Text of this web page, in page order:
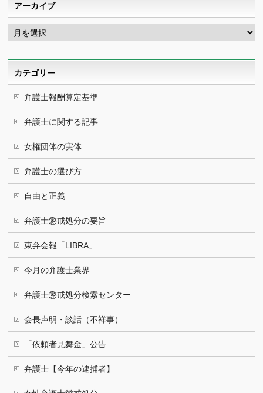
アーカイブ
ア
ー
カ
カテゴリー
弁護士報酬算定基準
弁護士に関する記事
女権団体の実体
弁護士の選び方
自由と正義
弁護士懲戒処分の要旨
東弁会報「LIBRA」
今月の弁護士業界
弁護士懲戒処分検索センター
会長声明・談話（不祥事）
「依頼者見舞金」公告
弁護士【今年の逮捕者】